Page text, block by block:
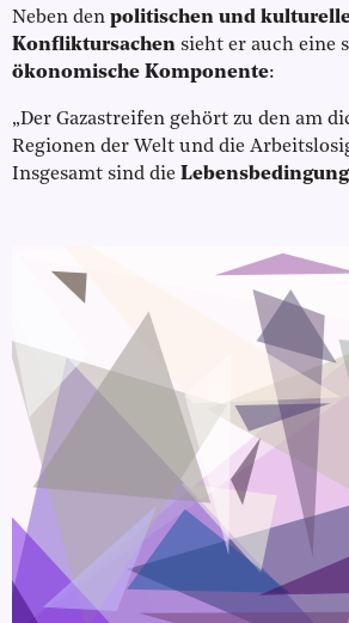
Neben den politischen und
Konfliktursachen sieht er auch eine
ökonomische Komponente:
„Der Gazastreifen gehört zu den am
Regionen der Welt und die
Insgesamt sind die